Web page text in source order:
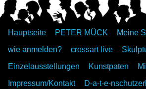
Hauptseite PETER MÜCK Meine
wie anmelden?
crossart live
Einzelausstellungen
Kunstpaten
Impressum/Kontakt
D-a-t-e-